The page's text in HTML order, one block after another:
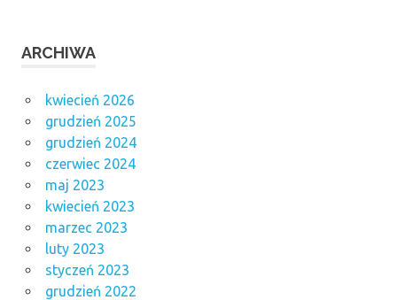
ARCHIWA
kwiecień 2026
grudzień 2025
grudzień 2024
czerwiec 2024
maj 2023
kwiecień 2023
marzec 2023
luty 2023
styczeń 2023
grudzień 2022